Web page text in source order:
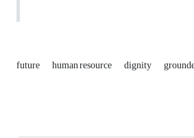
future human resource dignity